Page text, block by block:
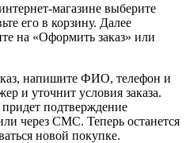
магазине выберите
его в корзину. Далее
на «Оформить заказ» или
напишите ФИО, телефон и
и уточнит условия заказа.
придет подтверждение
через СМС. Теперь останется
новой покупке.